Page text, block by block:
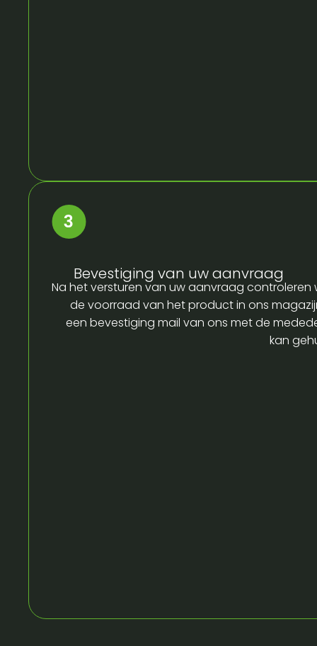
Bevestiging van uw aanvraag
Na het versturen van uw aanvraag controleren
de voorraad van het product in ons
een bevestiging mail van ons met de
kan